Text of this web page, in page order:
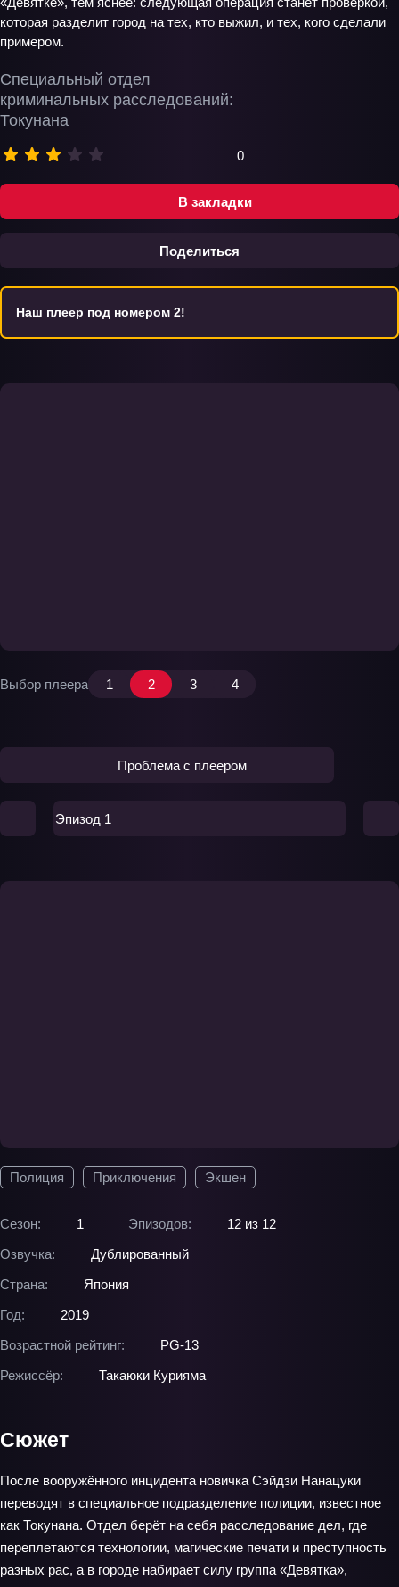
В закладки
Поделиться
Специальный отдел
криминальных расследований:
Токунана
0
Полиция Приключения Экшен
Сезон: 1 Эпизодов:
12 из 12
Озвучка:
Дублированный
Страна:
Япония
Год:
2019
Возрастной рейтинг:
PG-13
Режиссёр:
Такаюки Курияма
которая разделит город на тех, кто выжил, и тех, кого сделали
примером.
Наш плеер под номером 2!
Выбор плеера 1 2 3 4
Проблема с плеером
Эпизод 1
Сюжет
После вооружённого инцидента новичка Сэйдзи Нанацуки
переводят в специальное подразделение полиции, известное
как Токунана. Отдел берёт на себя расследование дел, где
переплетаются технологии, магические печати и преступность
разных рас, а в городе набирает силу группа «Девятка»,